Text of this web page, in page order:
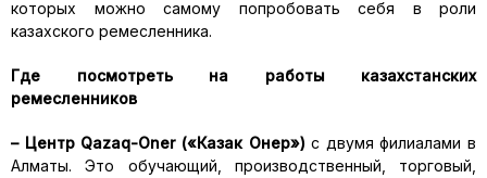
которых можно самому попробовать себя в роли
казахского ремесленника.
Где посмотреть на работы казахстанских
ремесленников
– Центр Qazaq-Oner («Казак Онер»)с двумя филиалами в
Алматы. Это обучающий, производственный, торговый,